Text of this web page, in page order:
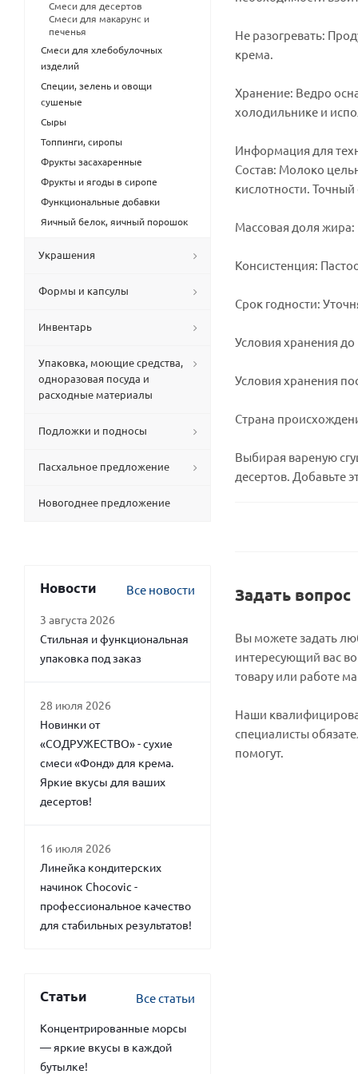
Не разогревать:
крема.
Хранение: Ведро
холодильнике и
Информация для
Состав: Молоко
кислотности. Точный
Массовая доля жира:
Консистенция:
Срок годности:
Условия хранения до
Условия хранения
Страна
Выбирая вареную
десертов. Добавьте
Задать вопрос
Вы можете задать
интересующий вас
товару или работе
Наши
специалисты
помогут.
Смеси для десертов
Смеси для макарунс и
печенья
Смеси для хлебобулочных
изделий
Специи, зелень и овощи
сушеные
Сыры
Топпинги, сиропы
Фрукты засахаренные
Фрукты и ягоды в сиропе
Функциональные добавки
Яичный белок, яичный порошок
Украшения
Формы и капсулы
Инвентарь
Упаковка, моющие средства,
одноразовая посуда и
расходные материалы
Подложки и подносы
Пасхальное предложение
Новогоднее предложение
Новости Все новости
3 августа 2026
Стильная и функциональная
упаковка под заказ
28 июля 2026
Новинки от
«СОДРУЖЕСТВО» - сухие
смеси «Фонд» для крема.
Яркие вкусы для ваших
десертов!
16 июля 2026
Линейка кондитерских
начинок Chocovic -
профессиональное качество
для стабильных результатов!
Статьи Все статьи
Концентрированные морсы
— яркие вкусы в каждой
бутылке!